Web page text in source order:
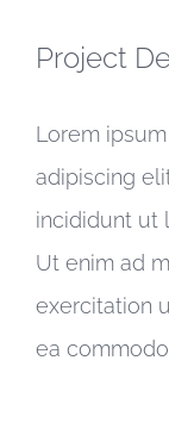
Project
Lorem
adipiscing
incididunt ut
Ut enim ad
exercitation
ea